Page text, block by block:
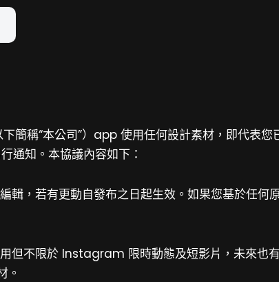
下簡稱“本公司”）app 使用任何設計素材，即代表
通知。本協議內容如下：
輯，若有更動自發布之日起生效。如果您基於任何
但不限於 Instagram 限時動態及短影片，未來也
。